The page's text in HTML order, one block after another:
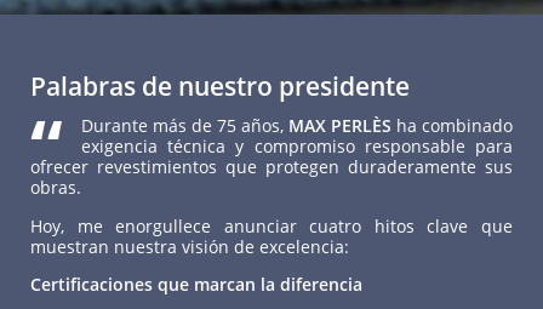
Palabras de nuestro presidente
“ Durante más de 75 años, MAX PERLÈS ha combinado
exigencia técnica y compromiso responsable para
ofrecer revestimientos que protegen duraderamente sus
obras.
Hoy, me enorgullece anunciar cuatro hitos clave que
muestran nuestra visión de excelencia:
Certificaciones que marcan la diferencia